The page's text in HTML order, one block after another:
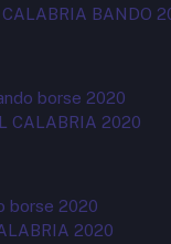
BANDO
borse 2020
CALABRIA 2020
borse 2020
2020